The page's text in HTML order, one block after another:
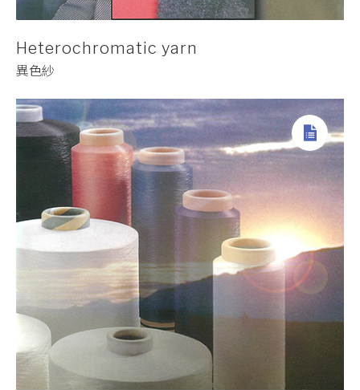
Heterochromatic yarn
異色紗